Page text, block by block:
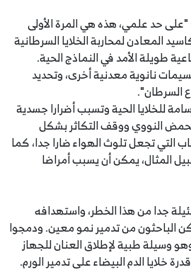
حد علمي، هذه هي المرة الأولى
المعادن لمحاربة الخلايا السرطانية
طويلة الأمد في النماذج الحية.
نانوية معدنية أخرى، وتحديد
السرطان".
للخلايا الحية وتسبب أضرارا جسدية
النووي ووقف التكاثر بشكل
التي تجعل تلوث الهواء ضارا جدا، كما
المثال، يمكن أن يسبب أمراضا
جدا من هذا الخطر، واستهدافه
الباحثون من تدمير نمو معين. ودمجوا
وسيلة طبية لإطلاق العنان للجهاز
خلايا الدم البيضاء على تدمير الورم.